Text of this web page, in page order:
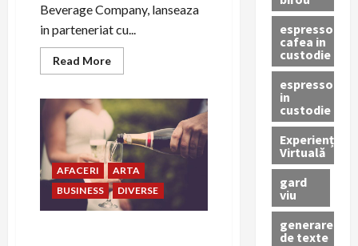
Beverage Company, lanseaza
in parteneriat cu...
Read MoreRead
more
S.A.
si
ParkLake
sustin
„Trash
into
Art”,
o
instalatie
realizata
AFACERI
ARTA
BUSINESS
DIVERSE
espressor
cafea in
custodie
espressor
in
custodie
Experiență
Virtuală
gard
viu
generare
de texte